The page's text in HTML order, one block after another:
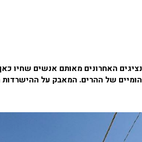
האחרונים מאותם אנשים שחיו
של ההרים. המאבק על